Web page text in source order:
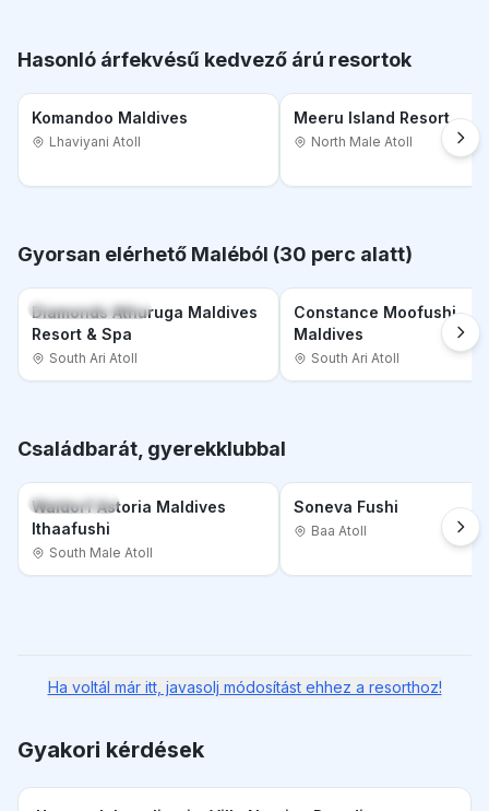
Hasonló árfekvésű kedvező árú resortok
Komandoo Maldives
Lhaviyani Atoll
Meeru Island Resort
North Male Atoll
Gyorsan elérhető Maléból (30 perc alatt)
25 perc Maléból
Diamonds Athuruga Maldives
Resort & Spa
South Ari Atoll
25 perc Maléból
Constance Moofushi
Maldives
South Ari Atoll
Családbarát, gyerekklubbal
Gyerekklub
Waldorf Astoria Maldives
Ithaafushi
South Male Atoll
Gyerekklub
Soneva Fushi
Baa Atoll
Gyakori kérdések
Ha voltál már itt, javasolj módosítást ehhez a resorthoz!